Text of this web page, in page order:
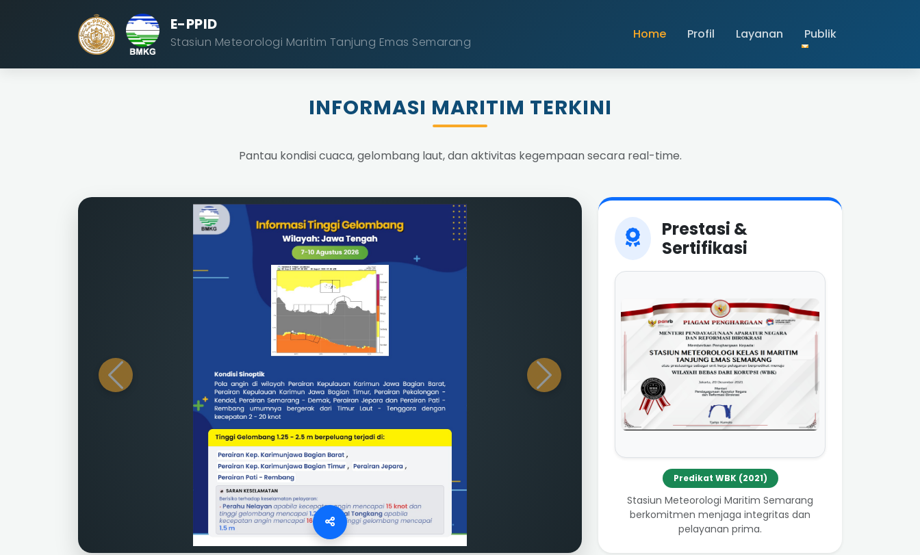
E-PPID
Stasiun Meteorologi Maritim Tanjung Emas Semarang
Home Profil Layanan Publik
INFORMASI MARITIM TERKINI
Pantau kondisi cuaca, gelombang laut, dan aktivitas kegempaan secara real-time.
Previous Next
Prestasi &
Sertifikasi
Predikat WBK (2021)
Stasiun Meteorologi Maritim Semarang
berkomitmen menjaga integritas dan
pelayanan prima.